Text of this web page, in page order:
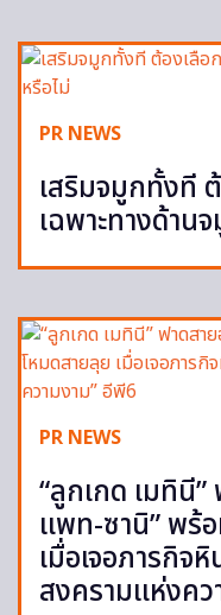
PR NEWS
เสริมจมูกทั้งที
เฉพาะทางด้าน
PR NEWS
“ลูกเกด เมทินี”
แพท-ซานิ” พร้
เมื่อเจอภารกิจ
สงครามแห่งค